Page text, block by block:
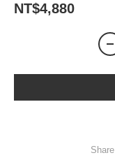
NT$4,880
Share